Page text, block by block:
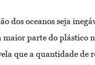
dos oceanos seja
parte do plástico
que a quantidade de